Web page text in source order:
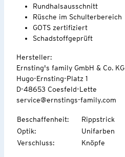
Rundhalsausschnitt
Rüsche im Schulterbereich
GOTS zertifiziert
Schadstoffgeprüft
Hersteller:
Ernsting's family GmbH & Co. KG
Hugo-Ernsting-Platz 1
D-48653 Coesfeld-Lette
service@ernstings-family.com
Beschaffenheit:
Rippstrick
Optik:
Unifarben
Verschluss: Knöpfe